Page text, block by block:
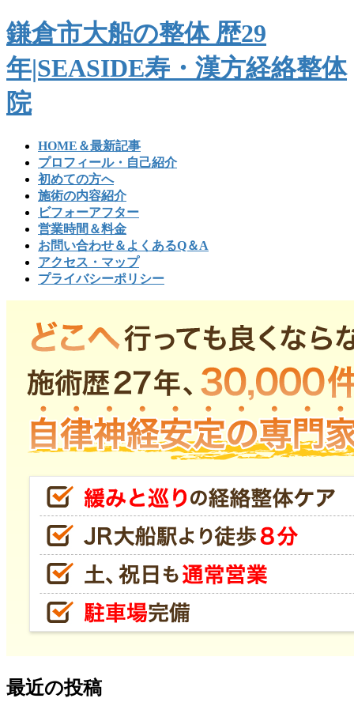
コ
ン
テ
ン
ツ
へ
ナ
ビ
ゲ
ー
シ
ョ
鎌倉市大船の整体 歴29
年|SEASIDE寿・漢方経絡整体
院
HOME＆最新記事
プロフィール・自己紹介
初めての方へ
施術の内容紹介
ビフォーアフター
営業時間＆料金
お問い合わせ＆よくあるQ＆A
アクセス・マップ
プライバシーポリシー
最近の投稿